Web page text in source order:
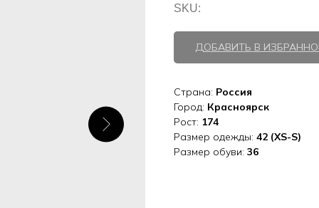
SKU:
ДОБАВИТЬ В
Страна: Россия
Город: Красноярск
Рост: 174
Размер одежды: 42 (XS-S)
Размер обуви: 36